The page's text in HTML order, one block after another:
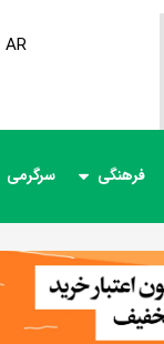
AR
فرهنگی سرگرمی